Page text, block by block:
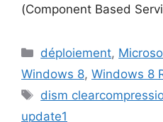
(Component Based
Catégories
déploiement,
Windows 8, Windows 8
Étiquettes
dism
update1